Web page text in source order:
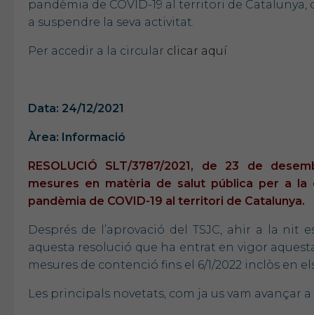
pandèmia de COVID-19 al territori de
a suspendre la seva activitat.
Per accedir a la circular clicar aquí
Data: 24/12/2021
Àrea: Informació
RESOLUCIÓ SLT/3787/2021, de 23 de
mesures en matèria de salut pública per a
pandèmia de COVID-19 al territori de Catalunya.
Després de l’aprovació del TSJC, ahir a la nit
aquesta resolució que ha entrat en vigor
mesures de contenció fins el 6/1/2022 inclòs en
Les principals novetats, com ja us vam avançar